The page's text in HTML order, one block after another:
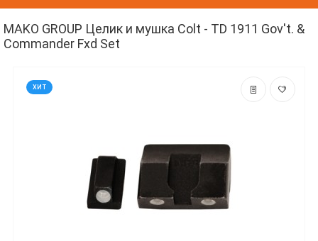
MAKO GROUP Целик и мушка Colt - TD 1911 Gov't. &
Commander Fxd Set
ХИТ